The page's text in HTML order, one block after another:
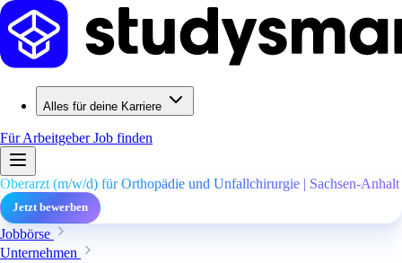
Alles für deine Karriere
Für ArbeitgeberJob finden
Oberarzt (m/w/d) für Orthopädie und Unfallchirurgie | Sachsen-Anhalt
Jetzt bewerben
Jobbörse
Unternehmen